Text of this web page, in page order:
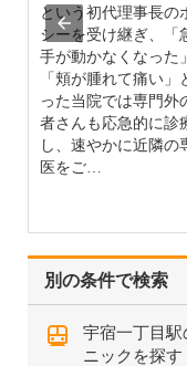
別の条件で検索
宇宿一丁目駅
ニックを探す
という初代理事長の
シーを受け継ぎ、「
手が動かなくなった」
「頬が腫れて痛い」
った当院では専門外
者さんも応急的に診
し、速やかに近隣の
医をご…